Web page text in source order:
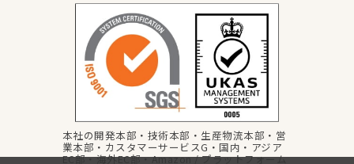
本社の開発本部・技術本部・生産物流本部・営
業本部・カスタマーサービスG・国内・アジア
EC部・海外EC部・Amazon / プラットフォーム